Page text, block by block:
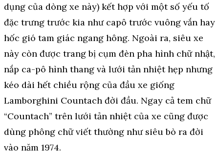
dụng của dòng xe này) kết hợp với một số yếu tố
đặc trưng trước kia như capô trước vuông vắn hay
hốc gió tam giác ngang hông. Ngoài ra, siêu xe
này còn được trang bị cụm đèn pha hình chữ nhật,
nắp ca-pô hình thang và lưới tản nhiệt hẹp nhưng
kéo dài hết chiều rộng của đầu xe giống
Lamborghini Countach đời đầu. Ngay cả tem chữ
“Countach” trên lưới tản nhiệt của xe cũng được
dùng phông chữ viết thường như siêu bò ra đời
vào năm 1974.